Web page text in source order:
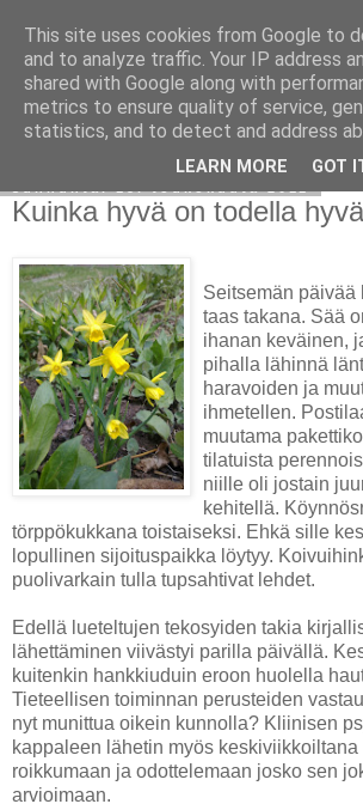
Avoin blogiskelija
Kuinka hyvä on todella
Seitsemän päivää
taas takana. Sää
ihanan keväinen,
pihalla lähinnä
haravoiden ja
ihmetellen.
muutama
tilatuista
niille oli jostain
kehitellä.
törppökukkana toistaiseksi. Ehkä sille
lopullinen sijoituspaikka löytyy.
puolivarkain tulla tupsahtivat lehdet.
Edellä lueteltujen tekosyiden takia
lähettäminen viivästyi parilla päivällä.
kuitenkin hankkiuduin eroon huolella
Tieteellisen toiminnan perusteiden
nyt munittua oikein kunnolla? Kliinisen
kappaleen lähetin myös keskiviikkoiltana
roikkumaan ja odottelemaan josko sen
arvioimaan.
This site uses cookies from Google to
and to analyze traffic. Your IP address
shared with Google along with
metrics to ensure quality of service,
statistics, and to detect and address
LEARN MORE GOT